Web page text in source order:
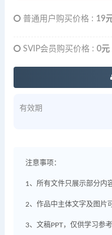
普通用户购买价格 : 19
SVIP会员购买价格 : 0元
有效期
注意事项：
1、所有文件只展示部分内
2、作品中主体文字及图片
3、文稿PPT，仅供学习参